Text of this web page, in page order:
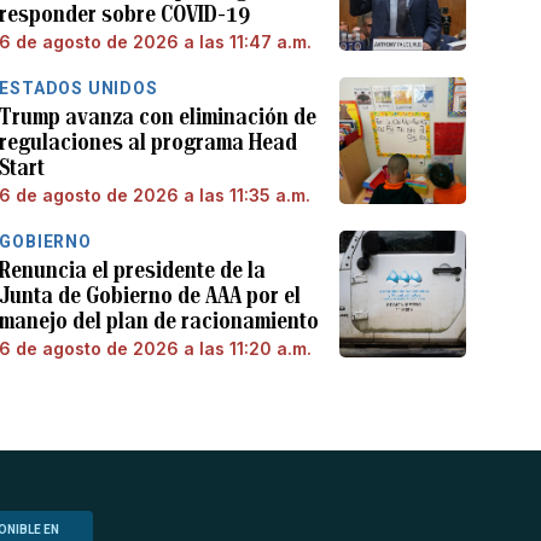
responder sobre COVID-19
6 de agosto de 2026 a las 11:47 a.m.
ESTADOS UNIDOS
Trump avanza con eliminación de
regulaciones al programa Head
Start
6 de agosto de 2026 a las 11:35 a.m.
GOBIERNO
Renuncia el presidente de la
Junta de Gobierno de AAA por el
manejo del plan de racionamiento
6 de agosto de 2026 a las 11:20 a.m.
EN